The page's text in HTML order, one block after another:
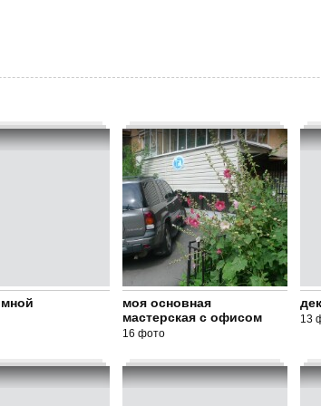
моя основная
мастерская с офисом
16 фото
13